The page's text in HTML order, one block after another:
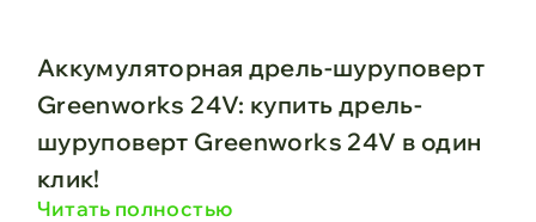
Аккумуляторная дрель-шуруповерт
Greenworks 24V: купить дрель-
шуруповерт Greenworks 24V в один
клик!
Читать полностью